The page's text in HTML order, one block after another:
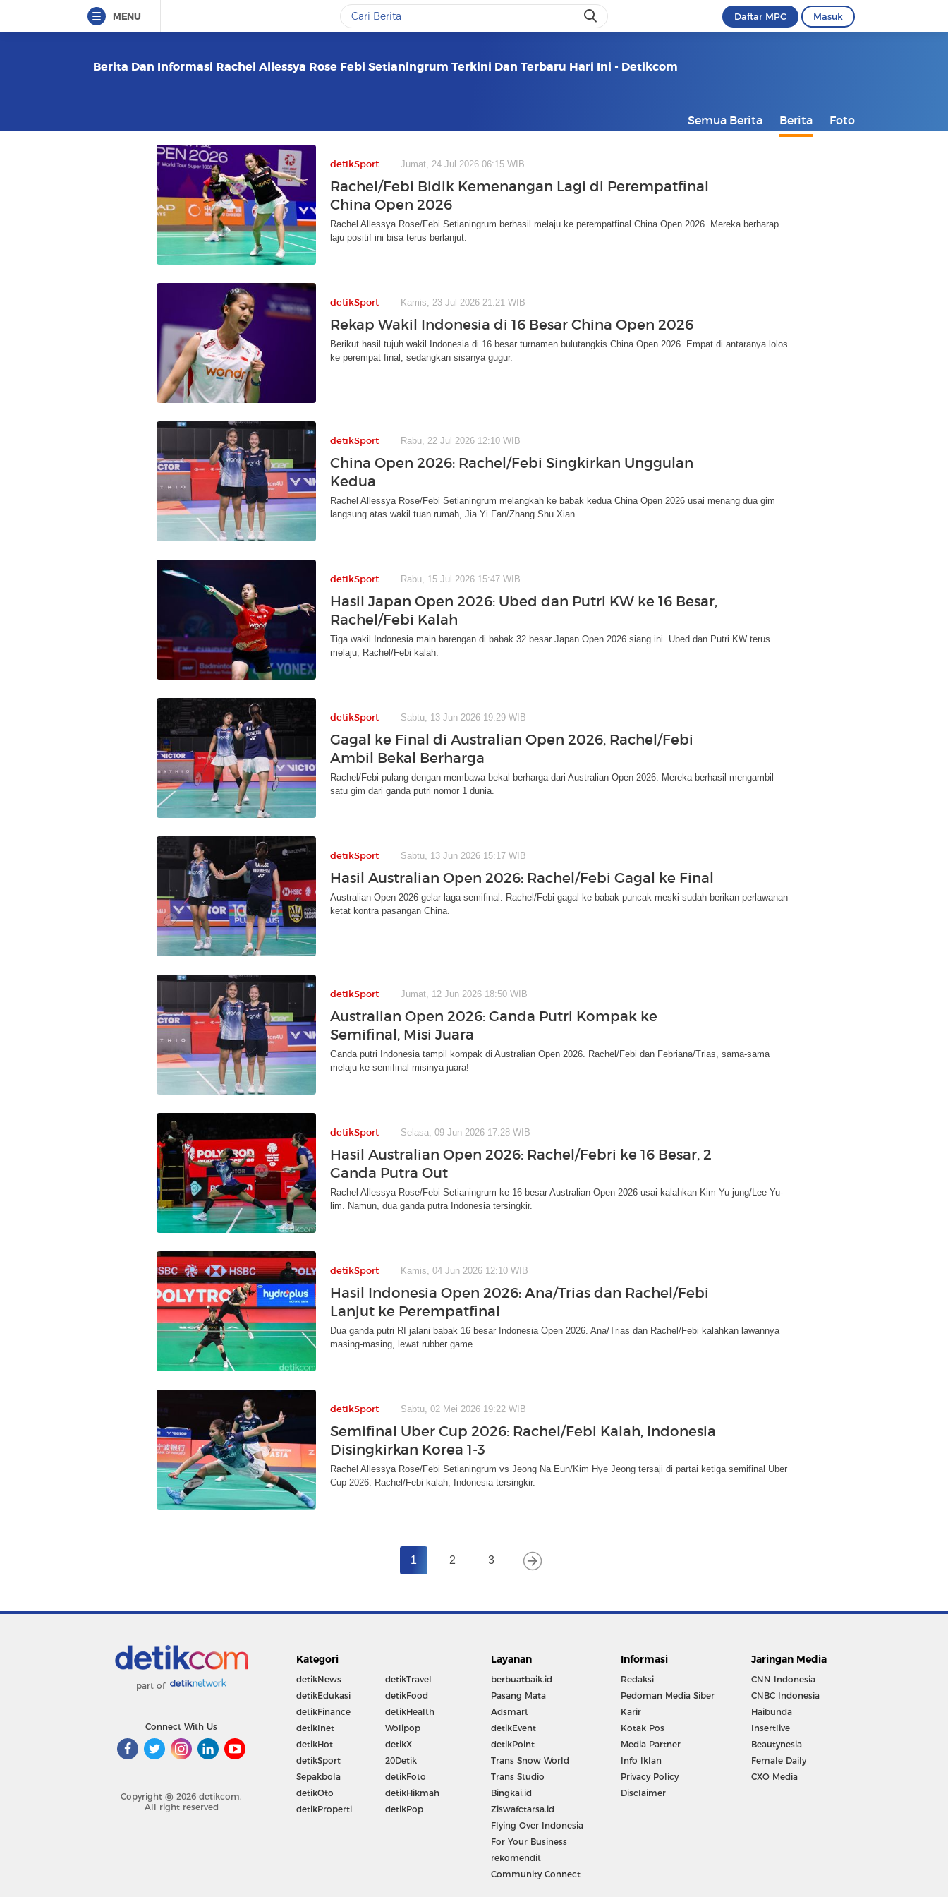
MENU Daftar MPC Masuk
Berita Dan Informasi Rachel Allessya Rose Febi Setianingrum Terkini Dan Terbaru Hari Ini - Detikcom
Semua Berita Berita Foto
detikSport Jumat, 24 Jul 2026 06:15 WIB
Rachel/Febi Bidik Kemenangan Lagi di Perempatfinal
China Open 2026
Rachel Allessya Rose/Febi Setianingrum berhasil melaju ke perempatfinal China Open 2026. Mereka berharap
laju positif ini bisa terus berlanjut.
detikSport Kamis, 23 Jul 2026 21:21 WIB
Rekap Wakil Indonesia di 16 Besar China Open 2026
Berikut hasil tujuh wakil Indonesia di 16 besar turnamen bulutangkis China Open 2026. Empat di antaranya lolos
ke perempat final, sedangkan sisanya gugur.
detikSport Rabu, 22 Jul 2026 12:10 WIB
China Open 2026: Rachel/Febi Singkirkan Unggulan
Kedua
Rachel Allessya Rose/Febi Setianingrum melangkah ke babak kedua China Open 2026 usai menang dua gim
langsung atas wakil tuan rumah, Jia Yi Fan/Zhang Shu Xian.
detikSport Rabu, 15 Jul 2026 15:47 WIB
Hasil Japan Open 2026: Ubed dan Putri KW ke 16 Besar,
Rachel/Febi Kalah
Tiga wakil Indonesia main barengan di babak 32 besar Japan Open 2026 siang ini. Ubed dan Putri KW terus
melaju, Rachel/Febi kalah.
detikSport Sabtu, 13 Jun 2026 19:29 WIB
Gagal ke Final di Australian Open 2026, Rachel/Febi
Ambil Bekal Berharga
Rachel/Febi pulang dengan membawa bekal berharga dari Australian Open 2026. Mereka berhasil mengambil
satu gim dari ganda putri nomor 1 dunia.
detikSport Sabtu, 13 Jun 2026 15:17 WIB
Hasil Australian Open 2026: Rachel/Febi Gagal ke Final
Australian Open 2026 gelar laga semifinal. Rachel/Febi gagal ke babak puncak meski sudah berikan perlawanan
ketat kontra pasangan China.
detikSport Jumat, 12 Jun 2026 18:50 WIB
Australian Open 2026: Ganda Putri Kompak ke
Semifinal, Misi Juara
Ganda putri Indonesia tampil kompak di Australian Open 2026. Rachel/Febi dan Febriana/Trias, sama-sama
melaju ke semifinal misinya juara!
detikSport Selasa, 09 Jun 2026 17:28 WIB
Hasil Australian Open 2026: Rachel/Febri ke 16 Besar, 2
Ganda Putra Out
Rachel Allessya Rose/Febi Setianingrum ke 16 besar Australian Open 2026 usai kalahkan Kim Yu-jung/Lee Yu-
lim. Namun, dua ganda putra Indonesia tersingkir.
detikSport Kamis, 04 Jun 2026 12:10 WIB
Hasil Indonesia Open 2026: Ana/Trias dan Rachel/Febi
Lanjut ke Perempatfinal
Dua ganda putri RI jalani babak 16 besar Indonesia Open 2026. Ana/Trias dan Rachel/Febi kalahkan lawannya
masing-masing, lewat rubber game.
detikSport Sabtu, 02 Mei 2026 19:22 WIB
Semifinal Uber Cup 2026: Rachel/Febi Kalah, Indonesia
Disingkirkan Korea 1-3
Rachel Allessya Rose/Febi Setianingrum vs Jeong Na Eun/Kim Hye Jeong tersaji di partai ketiga semifinal Uber
Cup 2026. Rachel/Febi kalah, Indonesia tersingkir.
1 2 3
part of
Connect With Us
Copyright @ 2026 detikcom.
All right reserved
Kategori
detikNews
detikEdukasi
detikFinance
detikInet
detikHot
detikSport
Sepakbola
detikOto
detikProperti
detikTravel
detikFood
detikHealth
Wolipop
detikX
20Detik
detikFoto
detikHikmah
detikPop
Layanan
berbuatbaik.id
Pasang Mata
Adsmart
detikEvent
detikPoint
Trans Snow World
Trans Studio
Bingkai.id
Ziswafctarsa.id
Flying Over Indonesia
For Your Business
rekomendit
Community Connect
Informasi
Redaksi
Pedoman Media Siber
Karir
Kotak Pos
Media Partner
Info Iklan
Privacy Policy
Disclaimer
Jaringan Media
CNN Indonesia
CNBC Indonesia
Haibunda
Insertlive
Beautynesia
Female Daily
CXO Media